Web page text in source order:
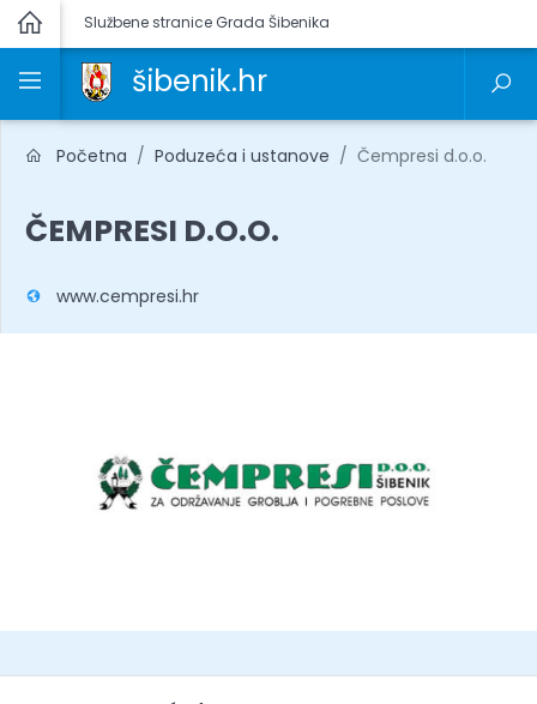
Službene stranice Grada Šibenika
šibenik.hr
Početna Poduzeća i ustanove Čempresi d.o.o.
ČEMPRESI D.O.O.
www.cempresi.hr